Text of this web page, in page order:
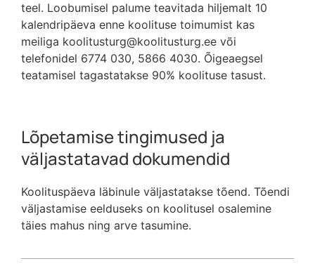
teel. Loobumisel palume teavitada hiljemalt 10
kalendripäeva enne koolituse toimumist kas
meiliga koolitusturg@koolitusturg.ee või
telefonidel 6774 030, 5866 4030. Õigeaegsel
teatamisel tagastatakse 90% koolituse tasust.
Lõpetamise tingimused ja
väljastatavad dokumendid
Koolituspäeva läbinule väljastatakse tõend. Tõendi
väljastamise eelduseks on koolitusel osalemine
täies mahus ning arve tasumine.